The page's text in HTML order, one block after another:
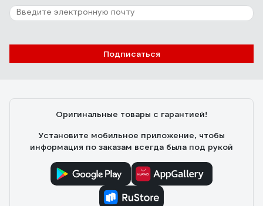
Подписаться
Оригинальные товары с гарантией!
Установите мобильное приложение, чтобы
информация по заказам всегда была под рукой